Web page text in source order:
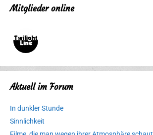
Mitglieder online
Aktuell im Forum
In dunkler Stunde
Sinnlichkeit